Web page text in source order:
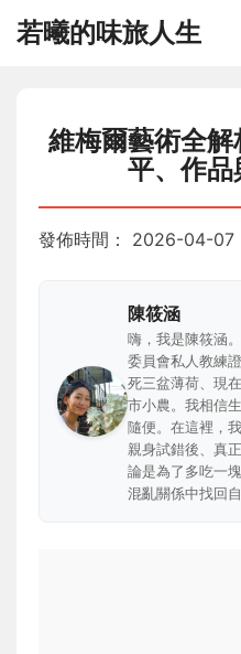
若曦的味旅人生
維梅爾藝術全
平、作
發佈時間： 2026-04-07
陳筱涵
嗨，我是陳筱涵
委員會私人教練
死三盆薄荷、現
市小農。我相信
隨便。在這裡，
親身試錯後、真
論是為了多吃一
混亂關係中找回